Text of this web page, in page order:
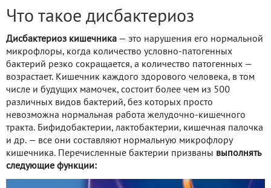
Что такое дисбактериоз
Дисбактериоз кишечника — это нарушения его нормальной
микрофлоры, когда количество условно-патогенных
бактерий резко сокращается, а количество патогенных —
возрастает. Кишечник каждого здорового человека, в том
числе и будущих мамочек, состоит более чем из 500
различных видов бактерий, без которых просто
невозможна нормальная работа желудочно-кишечного
тракта. Бифидобактерии, лактобактерии, кишечная палочка
и др. — все они составляют нормальную микрофлору
кишечника. Перечисленные бактерии призваны выполнять
следующие функции: